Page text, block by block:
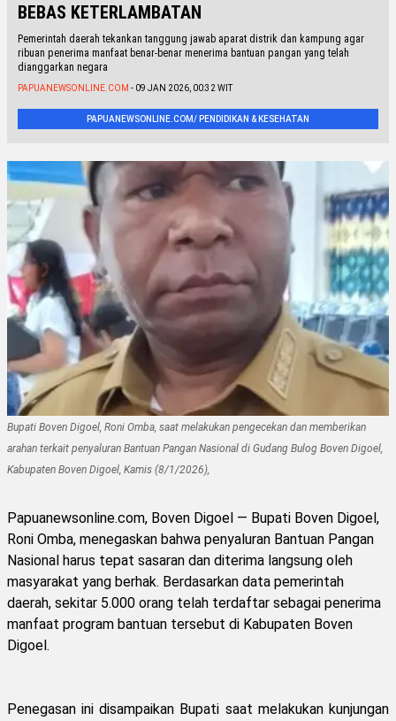
BEBAS KETERLAMBATAN
Pemerintah daerah tekankan tanggung jawab aparat distrik dan kampung agar
ribuan penerima manfaat benar-benar menerima bantuan pangan yang telah
dianggarkan negara
PAPUANEWSONLINE.COM - 09 JAN 2026, 00:32 WIT
PAPUANEWSONLINE.COM/ PENDIDIKAN & KESEHATAN
Bupati Boven Digoel, Roni Omba, saat melakukan pengecekan dan memberikan
arahan terkait penyaluran Bantuan Pangan Nasional di Gudang Bulog Boven Digoel,
Kabupaten Boven Digoel, Kamis (8/1/2026),
Papuanewsonline.com, Boven Digoel — Bupati Boven Digoel,
Roni Omba, menegaskan bahwa penyaluran Bantuan Pangan
Nasional harus tepat sasaran dan diterima langsung oleh
masyarakat yang berhak. Berdasarkan data pemerintah
daerah, sekitar 5.000 orang telah terdaftar sebagai penerima
manfaat program bantuan tersebut di Kabupaten Boven
Digoel.
Penegasan ini disampaikan Bupati saat melakukan kunjungan